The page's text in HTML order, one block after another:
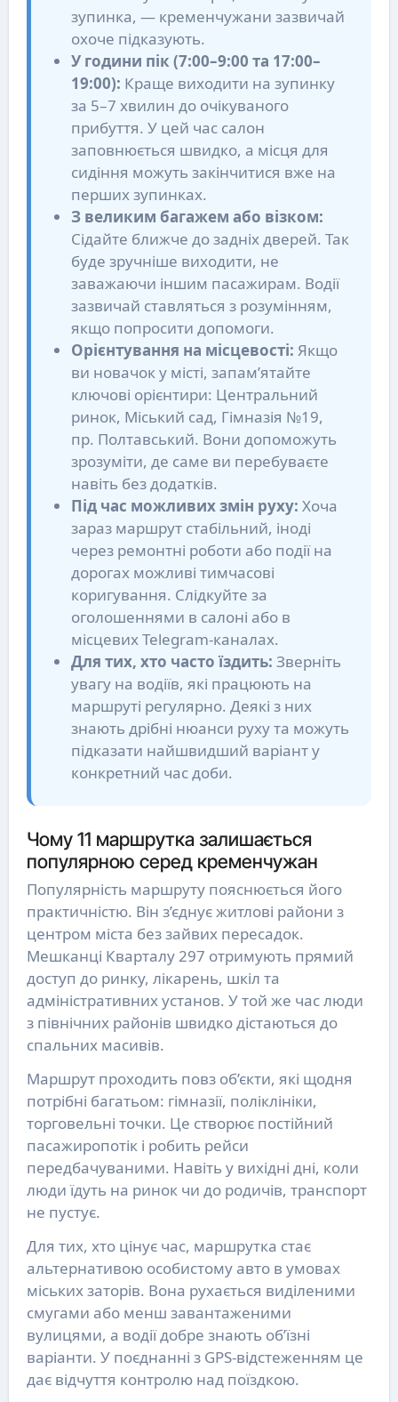
зупинка, — кременчужани зазвичай
охоче підказують.
У години пік (7:00–9:00 та 17:00–
19:00): Краще виходити на зупинку
за 5–7 хвилин до очікуваного
прибуття. У цей час салон
заповнюється швидко, а місця для
сидіння можуть закінчитися вже на
перших зупинках.
З великим багажем або візком:
Сідайте ближче до задніх дверей. Так
буде зручніше виходити, не
заважаючи іншим пасажирам. Водії
зазвичай ставляться з розумінням,
якщо попросити допомоги.
Орієнтування на місцевості: Якщо
ви новачок у місті, запам’ятайте
ключові орієнтири: Центральний
ринок, Міський сад, Гімназія №19,
пр. Полтавський. Вони допоможуть
зрозуміти, де саме ви перебуваєте
навіть без додатків.
Під час можливих змін руху: Хоча
зараз маршрут стабільний, іноді
через ремонтні роботи або події на
дорогах можливі тимчасові
коригування. Слідкуйте за
оголошеннями в салоні або в
місцевих Telegram-каналах.
Для тих, хто часто їздить: Зверніть
увагу на водіїв, які працюють на
маршруті регулярно. Деякі з них
знають дрібні нюанси руху та можуть
підказати найшвидший варіант у
конкретний час доби.
Чому 11 маршрутка залишається
популярною серед кременчужан
Популярність маршруту пояснюється його
практичністю. Він з’єднує житлові райони з
центром міста без зайвих пересадок.
Мешканці Кварталу 297 отримують прямий
доступ до ринку, лікарень, шкіл та
адміністративних установ. У той же час люди
з північних районів швидко дістаються до
спальних масивів.
Маршрут проходить повз об’єкти, які щодня
потрібні багатьом: гімназії, поліклініки,
торговельні точки. Це створює постійний
пасажиропотік і робить рейси
передбачуваними. Навіть у вихідні дні, коли
люди їдуть на ринок чи до родичів, транспорт
не пустує.
Для тих, хто цінує час, маршрутка стає
альтернативою особистому авто в умовах
міських заторів. Вона рухається виділеними
смугами або менш завантаженими
вулицями, а водії добре знають об’їзні
варіанти. У поєднанні з GPS-відстеженням це
дає відчуття контролю над поїздкою.